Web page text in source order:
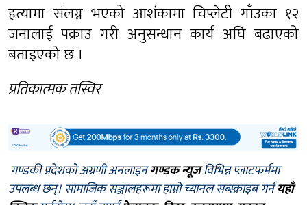
हत्यामा संलग्न भएको आशंकामा चिप्लेटी गाँउका १२
जनालाई पक्राउ गरी अनुसन्धान कार्य अघि बढाएको
बताइएको छ ।
प्रतिकात्मक तस्विर
गण्डकी प्रदेशको अग्रणी अनलाइनगण्डक न्यूजविभिन्न प्लाटफर्ममा
उपलब्ध छन्। सामाजिक सञ्जालहरूमा हाम्रो च्यानल सब्स्क्राइब गर्नयहाँ